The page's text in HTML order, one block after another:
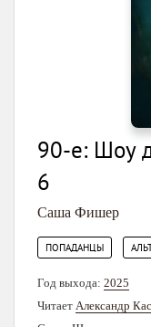
90-е: Шоу
6
Саша Фишер
ПОПАДАНЦЫ
Год выхода: 2025
Читает Александр